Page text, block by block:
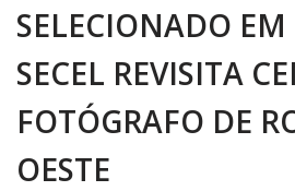
SELECIONADO
SECEL REVISITA
FOTÓGRAFO DE
OESTE